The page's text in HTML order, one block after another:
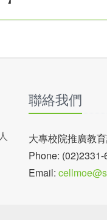
聯絡我們
大專校院推廣教
Phone:
Email: